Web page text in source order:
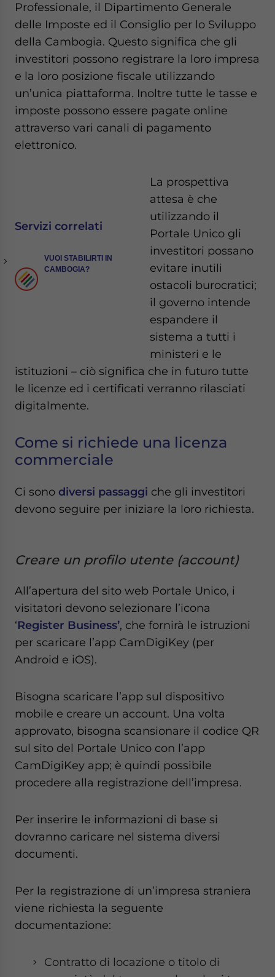
Professionale, il Dipartimento Generale
delle Imposte ed il Consiglio per lo Sviluppo
della Cambogia. Questo significa che gli
investitori possono registrare la loro impresa
e la loro posizione fiscale utilizzando
un’unica piattaforma. Inoltre tutte le tasse e
imposte possono essere pagate online
attraverso vari canali di pagamento
elettronico.
Servizi correlati
VUOI STABILIRTI IN
CAMBOGIA?
La prospettiva
attesa è che
utilizzando il
Portale Unico gli
investitori possano
evitare inutili
ostacoli burocratici;
il governo intende
espandere il
sistema a tutti i
ministeri e le
istituzioni – ciò significa che in futuro tutte
le licenze ed i certificati verranno rilasciati
digitalmente.
Come si richiede una licenza
commerciale
Ci sono diversi passaggi che gli investitori
devono seguire per iniziare la loro richiesta.
Creare un profilo utente (account)
All’apertura del sito web Portale Unico, i
visitatori devono selezionare l’icona
‘Register Business’, che fornirà le istruzioni
per scaricare l’app CamDigiKey (per
Android e iOS).
Bisogna scaricare l’app sul dispositivo
mobile e creare un account. Una volta
approvato, bisogna scansionare il codice QR
sul sito del Portale Unico con l’app
CamDigiKey app; è quindi possibile
procedere alla registrazione dell’impresa.
Per inserire le informazioni di base si
dovranno caricare nel sistema diversi
documenti.
Per la registrazione di un’impresa straniera
viene richiesta la seguente
documentazione:
Contratto di locazione o titolo di